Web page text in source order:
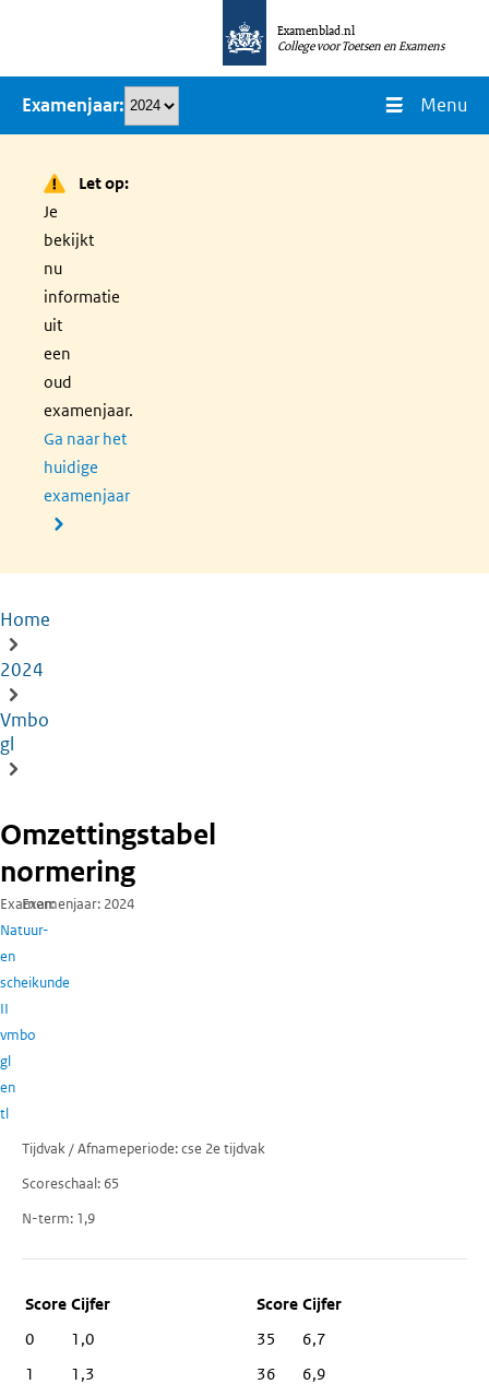
naar
inhoud
Examenblad.nl
College voor Toetsen en Examens
Examenjaar Menu
Let op:
Je
bekijkt
nu
informatie
uit
een
oud
examenjaar.
Ga naar het
huidige
examenjaar
Kruimelpad
Home
2024
Vmbo
gl
Omzettingstabel
normering
Examen
Natuur-
en
scheikunde
II
vmbo
gl
en
tl
Examenjaar 2024
Tijdvak / Afnameperiode cse 2e tijdvak
Scoreschaal 65
N-term 1,9
Score Cijfer
0
1,0
1
1,3
35
6,7
36
6,9